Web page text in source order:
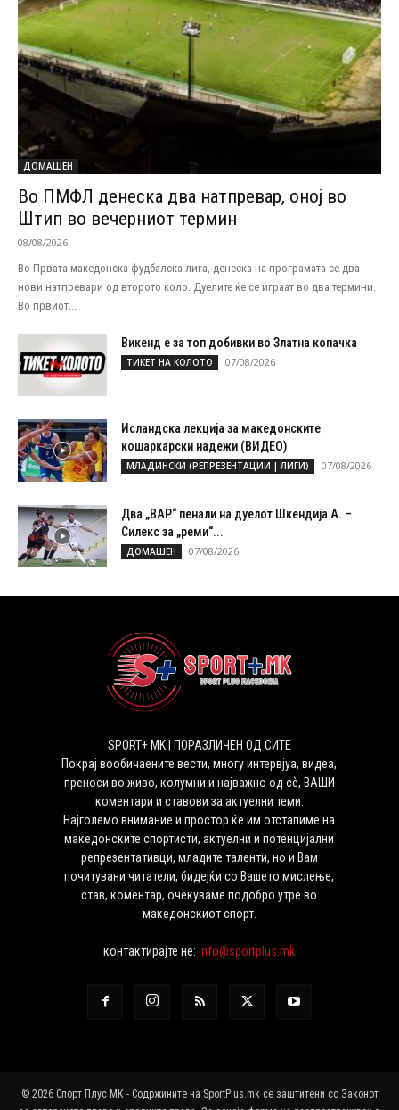
ДОМАШЕН
Во ПМФЛ денеска два натпревар, оној во
Штип во вечерниот термин
08/08/2026
Во Првата македонска фудбалска лига, денеска на програмата се два
нови натпревари од второто коло. Дуелите ќе се играат во два термини.
Во првиот...
Викенд е за топ добивки во Златна копачка
ТИКЕТ НА КОЛОТО 07/08/2026
Исландска лекција за македонските
кошаркарски надежи (ВИДЕО)
МЛАДИНСКИ (РЕПРЕЗЕНТАЦИИ | ЛИГИ) 07/08/2026
Два „ВАР“ пенали на дуелот Шкендија А. –
Силекс за „реми“...
ДОМАШЕН 07/08/2026
SPORT+ MK | ПОРАЗЛИЧЕН ОД СИТЕ
Покрај вообичаените вести, многу интервјуа, видеа,
преноси во живо, колумни и најважно од сѐ, ВАШИ
коментари и ставови за актуелни теми.
Најголемо внимание и простор ќе им отстапиме на
македонските спортисти, актуелни и потенцијални
репрезентативци, младите таленти, но и Вам
почитувани читатели, бидејќи со Вашето мислење,
став, коментар, очекуваме подобро утре во
македонскиот спорт.
контактирајте не:info@sportplus.mk
© 2026 Спорт Плус МК - Содржините на SportPlus.mk се заштитени со Законот